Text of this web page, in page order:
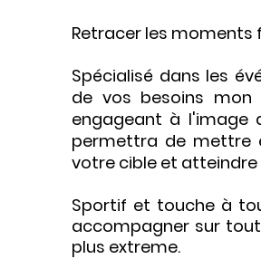
Retracer les
Spécialisé dans les
de vos besoins
engageant à l'image
permettra de mettre
votre cible et
Sportif et touche à
accompagner sur
plus extreme.